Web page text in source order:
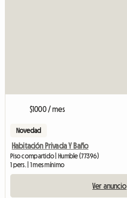
$1000 / mes
Novedad
Habitación Privada Y Baño
Piso compartido | Humble (77396)
1 pers. | 1 mes mínimo
Ver anuncio